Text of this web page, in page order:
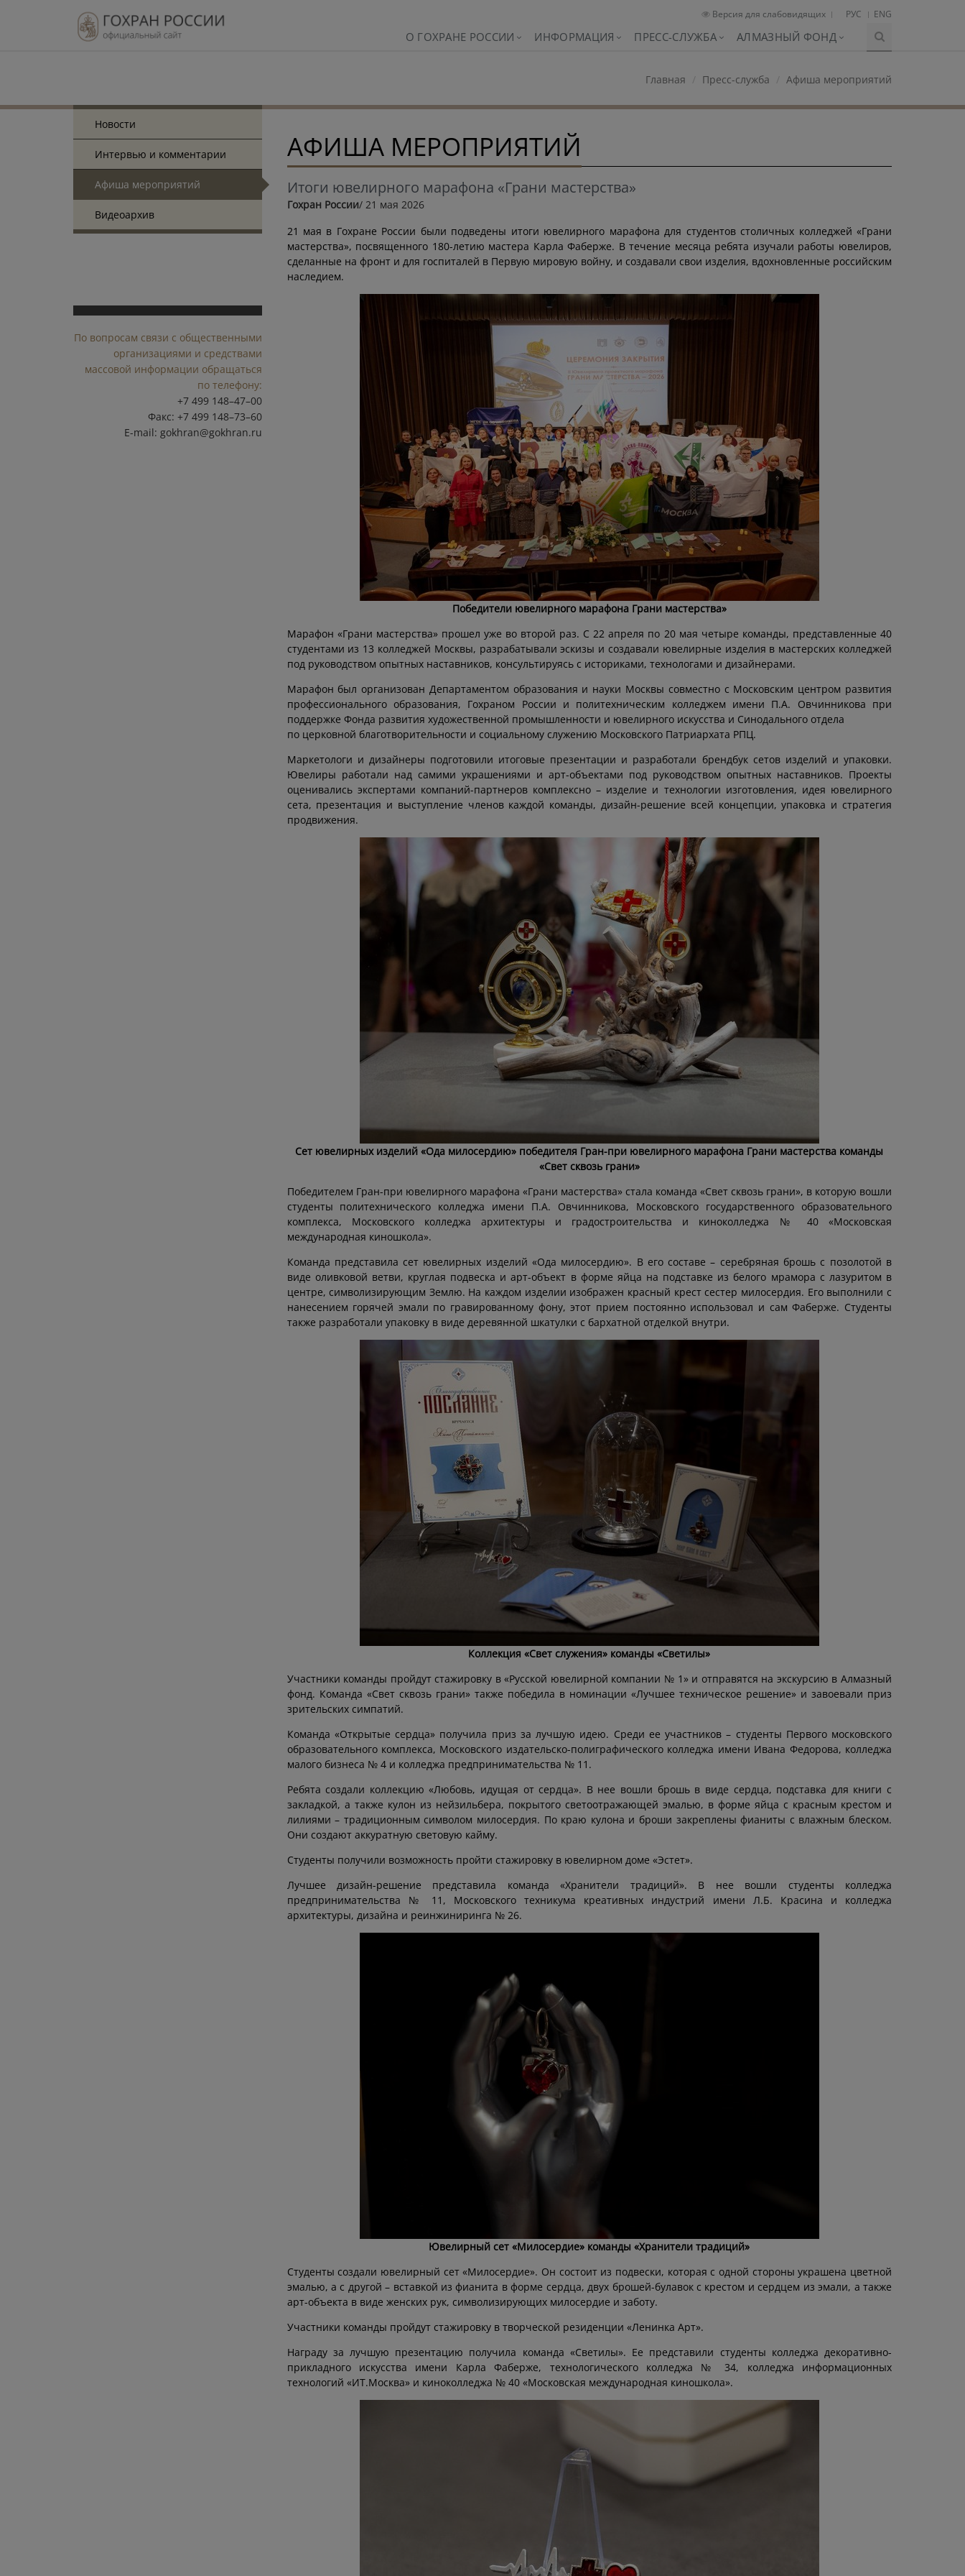
Версия для слабовидящих РУС ENG
О ГОХРАНЕ РОССИИ ИНФОРМАЦИЯ ПРЕСС-СЛУЖБА АЛМАЗНЫЙ ФОНД
Главная Пресс-служба Афиша мероприятий
Новости
Интервью и комментарии
Афиша мероприятий
Видеоархив
По вопросам связи с общественными
организациями и средствами
массовой информации обращаться
по телефону:
+7 499 148–47–00
Факс: +7 499 148–73–60
E-mail: gokhran@gokhran.ru
АФИША МЕРОПРИЯТИЙ
Итоги ювелирного марафона «Грани мастерства»
Гохран России/ 21 мая 2026
21 мая в Гохране России были подведены итоги ювелирного марафона для студентов столичных колледжей «Грани
мастерства», посвященного 180-летию мастера Карла Фаберже. В течение месяца ребята изучали работы ювелиров,
сделанные на фронт и для госпиталей в Первую мировую войну, и создавали свои изделия, вдохновленные российским
наследием.
Победители ювелирного марафона Грани мастерства»
Марафон «Грани мастерства» прошел уже во второй раз. С 22 апреля по 20 мая четыре команды, представленные 40
студентами из 13 колледжей Москвы, разрабатывали эскизы и создавали ювелирные изделия в мастерских колледжей
под руководством опытных наставников, консультируясь с историками, технологами и дизайнерами.
Марафон был организован Департаментом образования и науки Москвы совместно с Московским центром развития
профессионального образования, Гохраном России и политехническим колледжем имени П.А. Овчинникова при
поддержке Фонда развития художественной промышленности и ювелирного искусства и Синодального отдела
по церковной благотворительности и социальному служению Московского Патриархата РПЦ.
Маркетологи и дизайнеры подготовили итоговые презентации и разработали брендбук сетов изделий и упаковки.
Ювелиры работали над самими украшениями и арт-объектами под руководством опытных наставников. Проекты
оценивались экспертами компаний-партнеров комплексно – изделие и технологии изготовления, идея ювелирного
сета, презентация и выступление членов каждой команды, дизайн-решение всей концепции, упаковка и стратегия
продвижения.
Сет ювелирных изделий «Ода милосердию» победителя Гран-при ювелирного марафона Грани мастерства команды
«Свет сквозь грани»
Победителем Гран-при ювелирного марафона «Грани мастерства» стала команда «Свет сквозь грани», в которую вошли
студенты политехнического колледжа имени П.А. Овчинникова, Московского государственного образовательного
комплекса, Московского колледжа архитектуры и градостроительства и киноколледжа № 40 «Московская
международная киношкола».
Команда представила сет ювелирных изделий «Ода милосердию». В его составе – серебряная брошь с позолотой в
виде оливковой ветви, круглая подвеска и арт-объект в форме яйца на подставке из белого мрамора с лазуритом в
центре, символизирующим Землю. На каждом изделии изображен красный крест сестер милосердия. Его выполнили с
нанесением горячей эмали по гравированному фону, этот прием постоянно использовал и сам Фаберже. Студенты
также разработали упаковку в виде деревянной шкатулки с бархатной отделкой внутри.
Коллекция «Свет служения» команды «Светилы»
Участники команды пройдут стажировку в «Русской ювелирной компании № 1» и отправятся на экскурсию в Алмазный
фонд. Команда «Свет сквозь грани» также победила в номинации «Лучшее техническое решение» и завоевали приз
зрительских симпатий.
Команда «Открытые сердца» получила приз за лучшую идею. Среди ее участников – студенты Первого московского
образовательного комплекса, Московского издательско-полиграфического колледжа имени Ивана Федорова, колледжа
малого бизнеса № 4 и колледжа предпринимательства № 11.
Ребята создали коллекцию «Любовь, идущая от сердца». В нее вошли брошь в виде сердца, подставка для книги с
закладкой, а также кулон из нейзильбера, покрытого светоотражающей эмалью, в форме яйца с красным крестом и
лилиями – традиционным символом милосердия. По краю кулона и броши закреплены фианиты с влажным блеском.
Они создают аккуратную световую кайму.
Студенты получили возможность пройти стажировку в ювелирном доме «Эстет».
Лучшее дизайн-решение представила команда «Хранители традиций». В нее вошли студенты колледжа
предпринимательства № 11, Московского техникума креативных индустрий имени Л.Б. Красина и колледжа
архитектуры, дизайна и реинжиниринга № 26.
Ювелирный сет «Милосердие» команды «Хранители традиций»
Студенты создали ювелирный сет «Милосердие». Он состоит из подвески, которая с одной стороны украшена цветной
эмалью, а с другой – вставкой из фианита в форме сердца, двух брошей-булавок с крестом и сердцем из эмали, а также
арт-объекта в виде женских рук, символизирующих милосердие и заботу.
Участники команды пройдут стажировку в творческой резиденции «Ленинка Арт».
Награду за лучшую презентацию получила команда «Светилы». Ее представили студенты колледжа декоративно-
прикладного искусства имени Карла Фаберже, технологического колледжа № 34, колледжа информационных
технологий «ИТ.Москва» и киноколледжа № 40 «Московская международная киношкола».